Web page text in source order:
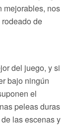
mejorables, nos
de
del juego, y si
bajo ningún
el
peleas duras
las escenas y